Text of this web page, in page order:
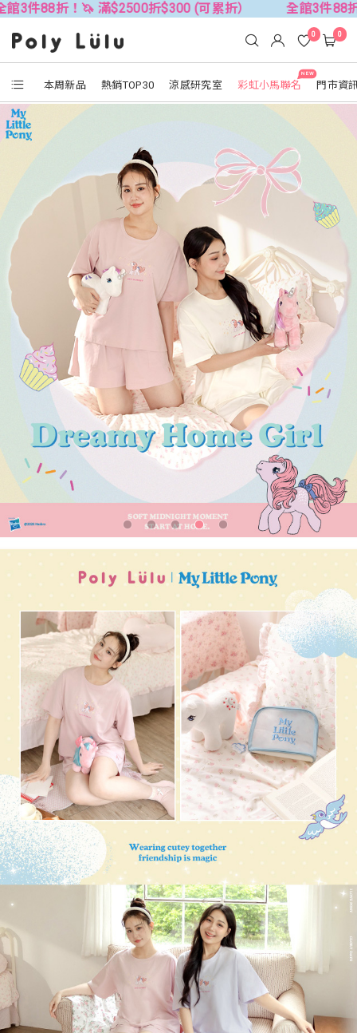
🦄 滿$2500折$300 (可累折） 全館3件88折！🦄 滿
本周新品 熱銷TOP30 涼感研究室
NEW
彩虹小馬聯名 門市資
0 0